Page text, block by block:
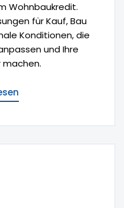
Wohnbaukredit.
für Kauf, Bau
Konditionen, die
und Ihre
machen.